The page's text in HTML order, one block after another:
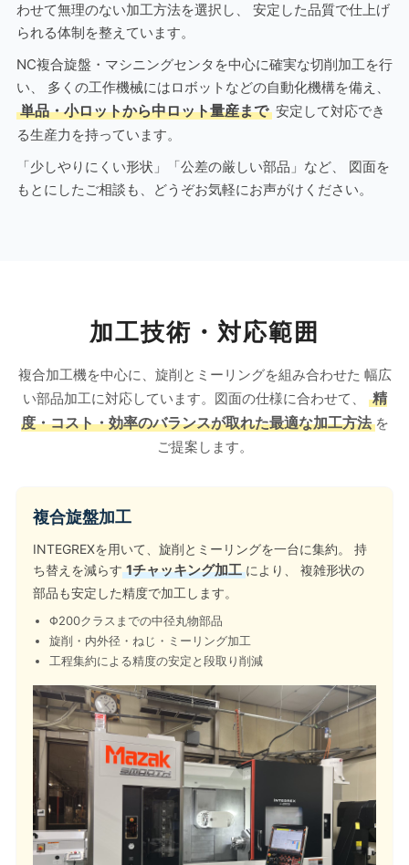
わせて無理のない加工方法を選択し、 安定した品質で仕上げ
られる体制を整えています。
NC複合旋盤・マシニングセンタを中心に確実な切削加工を行
い、 多くの工作機械にはロボットなどの自動化機構を備え、
単品・小ロットから中ロット量産まで 安定して対応でき
る生産力を持っています。
「少しやりにくい形状」「公差の厳しい部品」など、 図面を
もとにしたご相談も、どうぞお気軽にお声がけください。
加工技術・対応範囲
複合加工機を中心に、旋削とミーリングを組み合わせた 幅広
い部品加工に対応しています。図面の仕様に合わせて、
精
度・コスト・効率のバランスが取れた最適な加工方法 を
ご提案します。
複合旋盤加工
INTEGREXを用いて、旋削とミーリングを一台に集約。 持
ち替えを減らす 1チャッキング加工 により、 複雑形状の
部品も安定した精度で加工します。
Φ200クラスまでの中径丸物部品
旋削・内外径・ねじ・ミーリング加工
工程集約による精度の安定と段取り削減